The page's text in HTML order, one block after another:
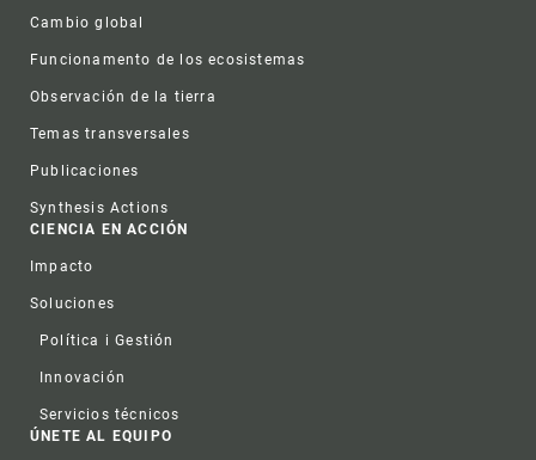
Cambio global
Funcionamento de los ecosistemas
Observación de la tierra
Temas transversales
Publicaciones
Synthesis Actions
CIENCIA EN ACCIÓN
Impacto
Soluciones
Política i Gestión
Innovación
Servicios técnicos
ÚNETE AL EQUIPO